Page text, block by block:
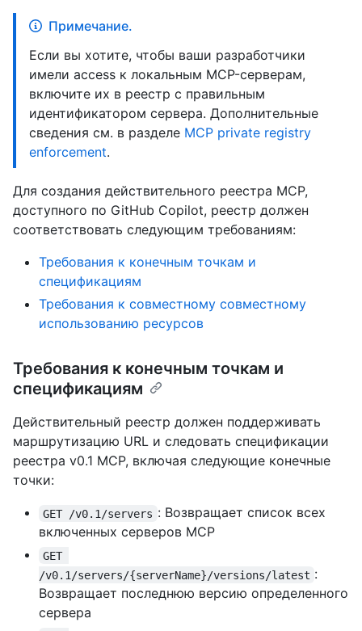
Примечание.
Если вы хотите, чтобы ваши разработчики
имели access к локальным MCP-серверам,
включите их в реестр с правильным
идентификатором сервера. Дополнительные
сведения см. в разделе MCP private registry
enforcement.
Для создания действительного реестра MCP,
доступного по GitHub Copilot, реестр должен
соответствовать следующим требованиям:
Требования к конечным точкам и
спецификациям
Требования к совместному совместному
использованию ресурсов
Требования к конечным точкам и
спецификациям
Действительный реестр должен поддерживать
маршрутизацию URL и следовать спецификации
реестра v0.1 MCP, включая следующие конечные
точки:
GET /v0.1/servers : Возвращает список всех
включенных серверов MCP
GET
/v0.1/servers/{serverName}/versions/latest :
Возвращает последнюю версию определенного
сервера